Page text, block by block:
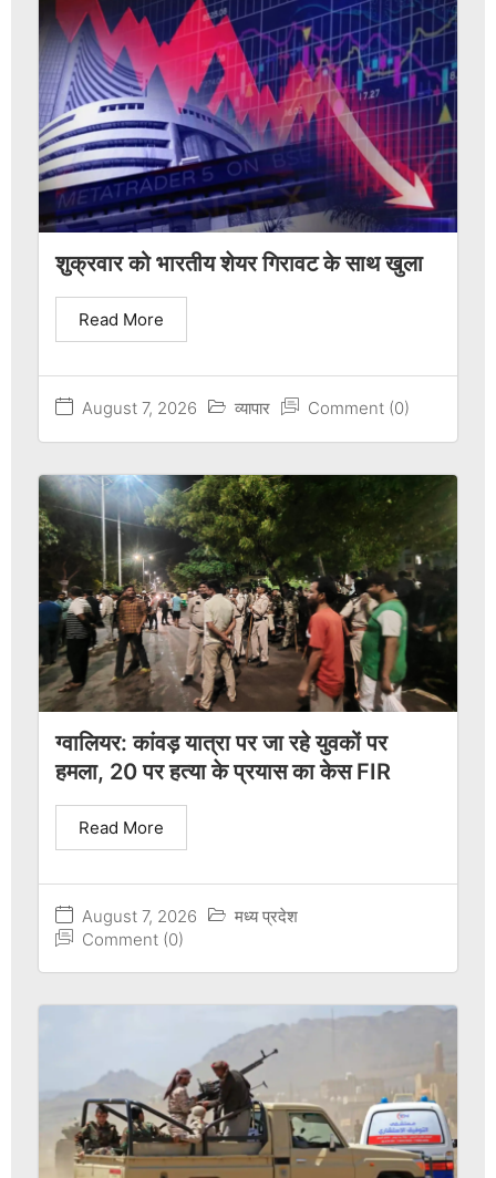
शुक्रवार को भारतीय शेयर गिरावट के साथ खुला
August 7, 2026 व्यापार Comment (0)
Read More
ग्वालियर: कांवड़ यात्रा पर जा रहे युवकों पर
हमला, 20 पर हत्या के प्रयास का केस FIR
August 7, 2026
मध्य प्रदेश
Comment (0)
Read More